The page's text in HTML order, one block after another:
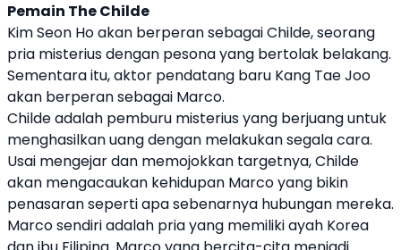
Pemain The Childe
Kim Seon Ho akan berperan sebagai Childe, seorang
pria misterius dengan pesona yang bertolak belakang.
Sementara itu, aktor pendatang baru Kang Tae Joo
akan berperan sebagai Marco.
Childe adalah pemburu misterius yang berjuang untuk
menghasilkan uang dengan melakukan segala cara.
Usai mengejar dan memojokkan targetnya, Childe
akan mengacaukan kehidupan Marco yang bikin
penasaran seperti apa sebenarnya hubungan mereka.
Marco sendiri adalah pria yang memiliki ayah Korea